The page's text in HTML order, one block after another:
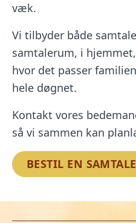
væk.
Vi tilbyder både
samtalerum, i
hvor det passer
hele døgnet.
Kontakt vores
så vi sammen kan
BESTIL EN SAMTALE